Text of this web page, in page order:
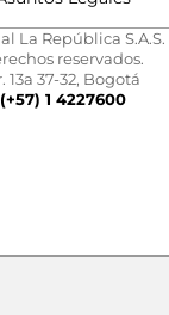
La República S.A.S.
reservados.
13a 37-32, Bogotá
(+57) 1 4227600